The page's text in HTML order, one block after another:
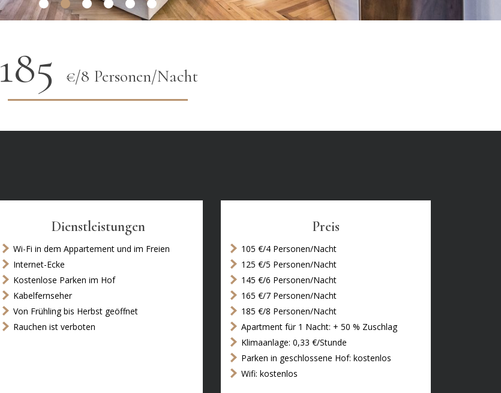
185 €/8 Personen/Nacht
Dienstleistungen
Wi-Fi in dem Appartement und im Freien
Internet-Ecke
Kostenlose Parken im Hof
Kabelfernseher
Von Frühling bis Herbst geöffnet
Rauchen ist verboten
Preis
105 €/4 Personen/Nacht
125 €/5 Personen/Nacht
145 €/6 Personen/Nacht
165 €/7 Personen/Nacht
185 €/8 Personen/Nacht
Apartment für 1 Nacht: + 50 % Zuschlag
Klimaanlage: 0,33 €/Stunde
Parken in geschlossene Hof: kostenlos
Wifi: kostenlos